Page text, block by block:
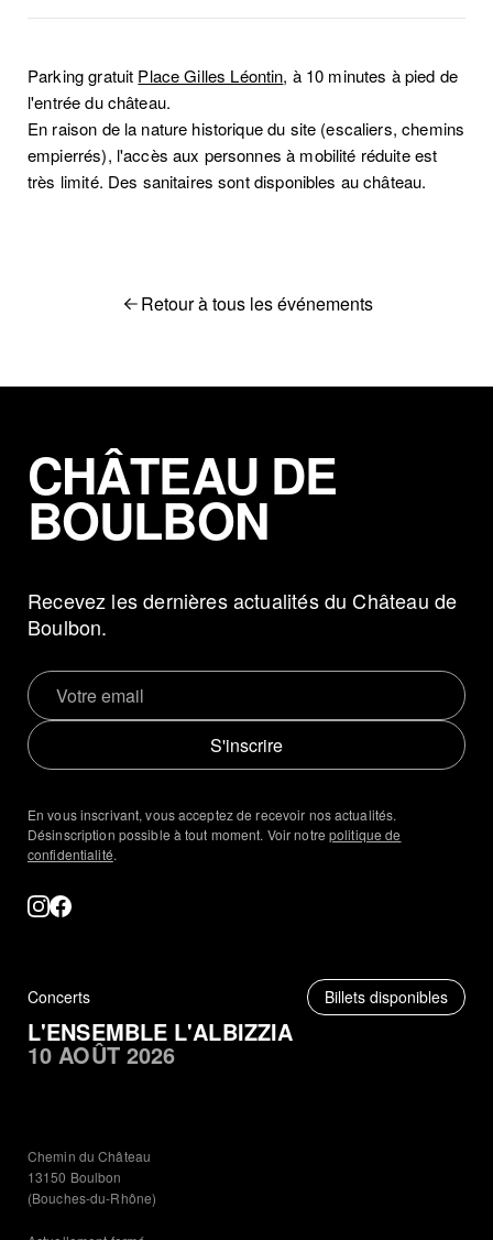
Parking gratuit Place Gilles Léontin, à 10 minutes à pied de
l'entrée du château.
En raison de la nature historique du site (escaliers, chemins
empierrés), l'accès aux personnes à mobilité réduite est
très limité. Des sanitaires sont disponibles au château.
Retour à tous les événements
CHÂTEAU DE
BOULBON
Recevez les dernières actualités du Château de
Boulbon.
S'inscrire
En vous inscrivant, vous acceptez de recevoir nos actualités.
Désinscription possible à tout moment. Voir notre politique de
confidentialité.
Concerts Billets disponibles
L'ENSEMBLE L'ALBIZZIA
10 AOÛT 2026
Chemin du Château
13150 Boulbon
(Bouches-du-Rhône)